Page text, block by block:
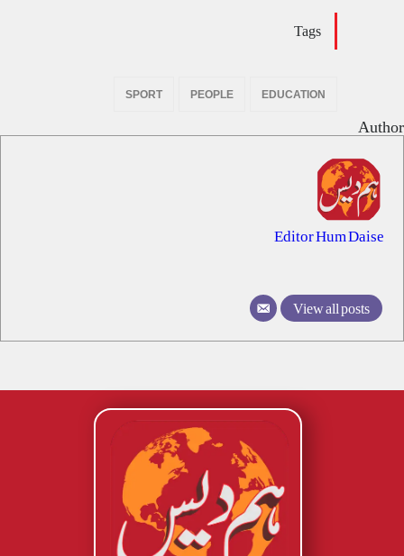
Tags
EDUCATION
PEOPLE
SPORT
Author
Editor Hum Daise
View all posts